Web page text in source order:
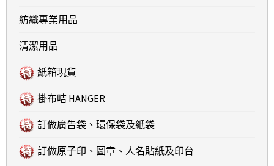
紡織專業用品
清潔用品
紙箱現貨
掛布咭 HANGER
訂做廣告袋、環保袋及紙袋
訂做原子印、圖章、人名貼紙及印台